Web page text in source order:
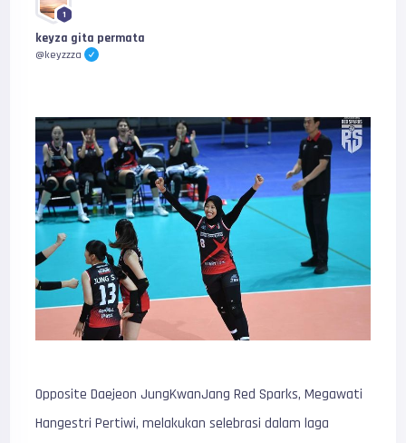
1
keyza gita permata
@keyzzza
Opposite Daejeon JungKwanJang Red Sparks, Megawati
Hangestri Pertiwi, melakukan selebrasi dalam laga